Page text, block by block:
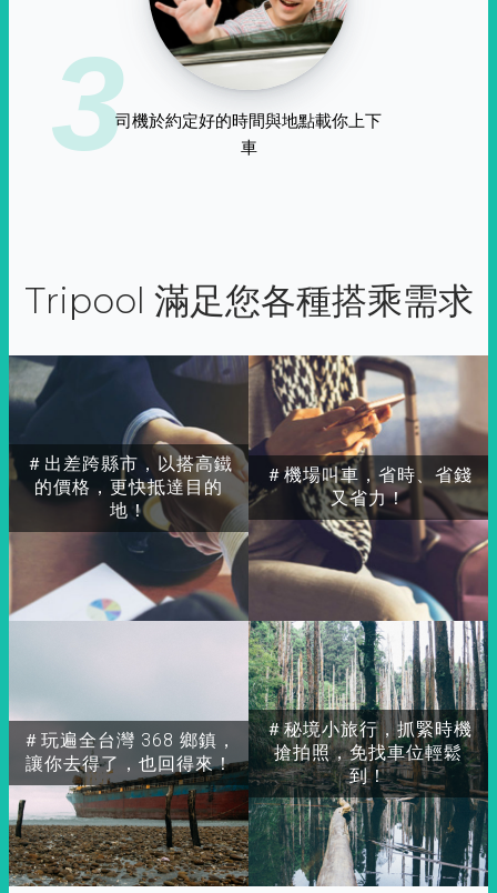
3司機於約定好的時間與地點載你上下
車
Tripool 滿足您各種搭乘需求
＃出差跨縣市，以搭高鐵
的價格，更快抵達目的
地！
＃玩遍全台灣 368 鄉鎮，
讓你去得了，也回得來！
＃秘境小旅行，抓緊時機
搶拍照，免找車位輕鬆
到！
＃機場叫車，省時、省錢
又省力！